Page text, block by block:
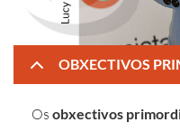
OBXECTIVOS
Os obxectivos